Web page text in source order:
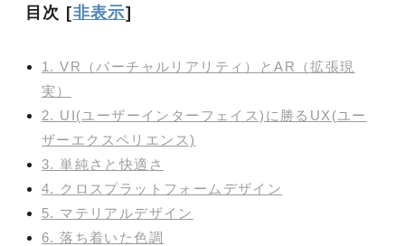
目次 [非表示]
1. VR（バーチャルリアリティ）とAR（拡張現
実）
2. UI(ユーザーインターフェイス)に勝るUX(ユー
ザーエクスペリエンス)
3. 単純さと快適さ
4. クロスプラットフォームデザイン
5. マテリアルデザイン
6. 落ち着いた色調